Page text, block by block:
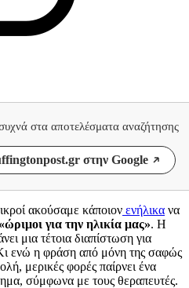
στα αποτελέσματα αναζήτησης
στην Google
ακούσαμε κάποιον ενήλικα να
«ώριμοι για την ηλικία μας». Η
μια τέτοια διαπίστωση για
ενώ η φράση από μόνη της σαφώς
μερικές φορές παίρνει ένα
σύμφωνα με τους θεραπευτές.